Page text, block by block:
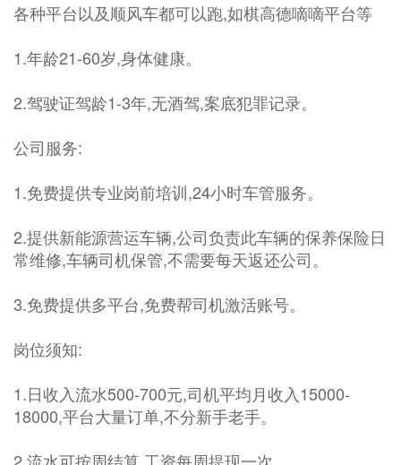
各种平台以及顺风车都可以跑,如棋高德嘀嘀平台等
1.年龄21-60岁,身体健康。
2.驾驶证驾龄1-3年,无酒驾,案底犯罪记录。
公司服务:
1.免费提供专业岗前培训,24小时车管服务。
2.提供新能源营运车辆,公司负责此车辆的保养保险日
常维修,车辆司机保管,不需要每天返还公司。
3.免费提供多平台,免费帮司机激活账号。
岗位须知:
1.日收入流水500-700元,司机平均月收入15000-
18000,平台大量订单,不分新手老手。